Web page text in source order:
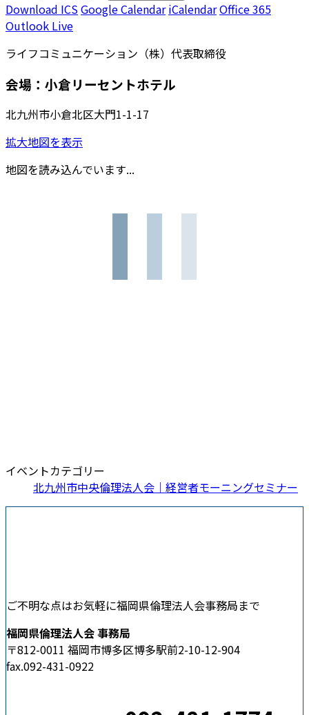
Download ICSGoogle Calendar iCalendarOffice 365
Outlook Live
ライフコミュニケーション（株）代表取締役
会場：小倉リーセントホテル
北九州市小倉北区大門1-1-17
拡大地図を表示
地図を読み込んでいます...
イベントカテゴリー
北九州市中央倫理法人会｜経営者モーニングセミナー
ご不明な点はお気軽に福岡県倫理法人会事務局まで
福岡県倫理法人会 事務局
〒812-0011 福岡市博多区博多駅前2-10-12-904
fax.092-431-0922